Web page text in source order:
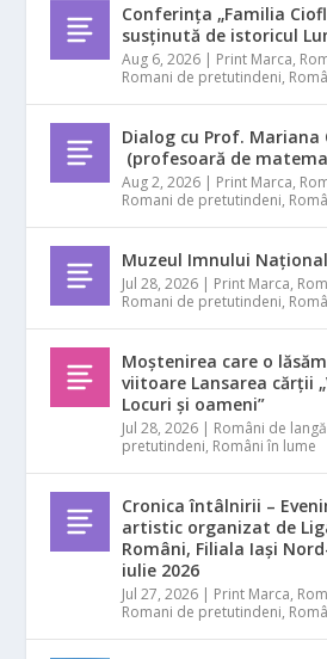
Conferința „Familia
susținută de istoricul
Aug 6, 2026 | Print Marca,
Romani de pretutindeni,
Dialog cu Prof. Mariana
(profesoară de
Aug 2, 2026 | Print Marca,
Romani de pretutindeni,
Muzeul Imnului Național
Jul 28, 2026 | Print Marca,
Romani de pretutindeni,
Moștenirea care o
viitoare Lansarea cărții
Locuri și oameni”
Jul 28, 2026 | Români de
pretutindeni, Români în lume
Cronica întâlnirii –
artistic organizat de
Români, Filiala Iași
iulie 2026
Jul 27, 2026 | Print Marca,
Romani de pretutindeni,